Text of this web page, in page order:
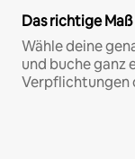
Das richtige
Wähle deine
und buche ganz
Verpflichtungen